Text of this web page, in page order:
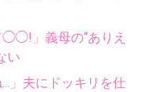
」義母の“ありえ
い
」夫にドッキリを仕